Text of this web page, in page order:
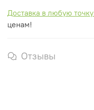
Доставка в любую
ценам!
Отзывы